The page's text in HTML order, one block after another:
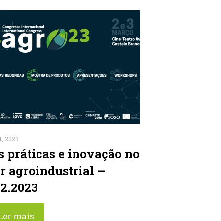
2023
práticas e inovação no
agroindustrial –
mais